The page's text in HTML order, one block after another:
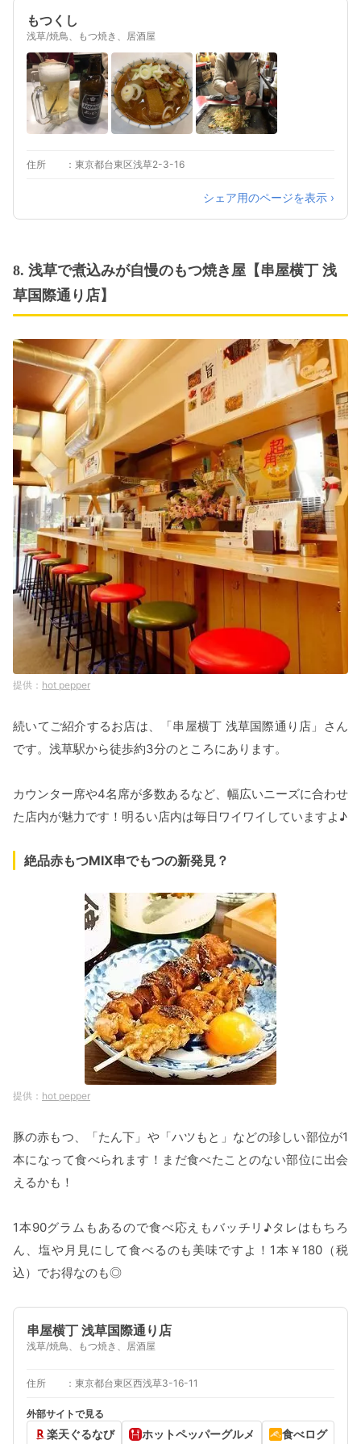
もつくし
浅草/焼鳥、もつ焼き、居酒屋
住所 東京都台東区浅草2-3-16
シェア用のページを表示 ›
8. 浅草で煮込みが自慢のもつ焼き屋【串屋横丁 浅
草国際通り店】
hot pepper
続いてご紹介するお店は、「串屋横丁 浅草国際通り店」さん
です。浅草駅から徒歩約3分のところにあります。
カウンター席や4名席が多数あるなど、幅広いニーズに合わせ
た店内が魅力です！明るい店内は毎日ワイワイしていますよ♪
絶品赤もつMIX串でもつの新発見？
hot pepper
豚の赤もつ、「たん下」や「ハツもと」などの珍しい部位が1
本になって食べられます！まだ食べたことのない部位に出会
えるかも！
1本90グラムもあるので食べ応えもバッチリ♪タレはもちろ
ん、塩や月見にして食べるのも美味ですよ！1本￥180（税
込）でお得なのも◎
串屋横丁 浅草国際通り店
浅草/焼鳥、もつ焼き、居酒屋
住所 東京都台東区西浅草3-16-11
外部サイトで見る
楽天ぐるなび ホットペッパーグルメ 食べログ